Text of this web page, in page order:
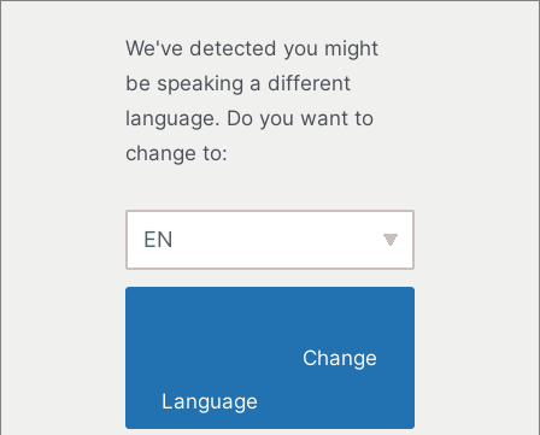
We've detected you might
be speaking a different
language. Do you want to
change to:
EN
Language